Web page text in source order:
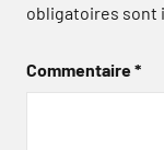
obligatoires sont
Commentaire*